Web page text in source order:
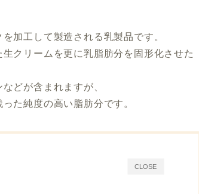
加工して製造される乳製品です。
クリームを更に乳脂肪分を固形化させた
どが含まれますが、
た純度の高い脂肪分です。
CLOSE